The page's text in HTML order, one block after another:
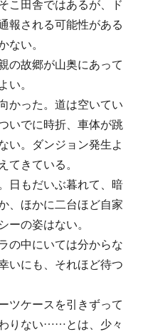
こ田舎ではあるが、ド
報される可能性がある
ない。
故郷が山奥にあって
い。
かった。道は空いてい
いでに時折、車体が跳
い。ダンジョン発生よ
てきている。
日もだいぶ暮れて、暗
、ほかに二台ほど自家
ーの姿はない。
の中にいては分からな
いにも、それほど待つ
ツケースを引きずって
りない……とは、少々